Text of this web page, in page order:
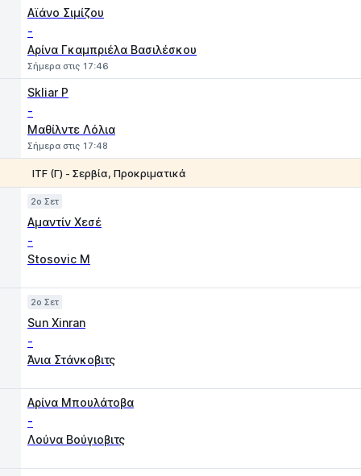
Αϊάνο Σιμίζου
-
Αρίνα Γκαμπριέλα Βασιλέσκου
Σήμερα στις 17:46
Skliar P
-
Μαθίλντε Λόλια
Σήμερα στις 17:48
ITF (Γ) - Σερβία, Προκριματικά
2o Σετ
Αμαντίν Χεσέ
-
Stosovic M
2o Σετ
Sun Xinran
-
Άνια Στάνκοβιτς
Αρίνα Μπουλάτοβα
-
Λούνα Βούγιοβιτς